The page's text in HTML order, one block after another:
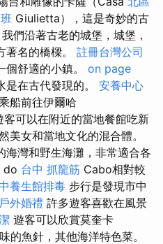
Giulietta），這是奇妙的古
我們沿著古老的城堡，城堡，
著名的橋樑。 註冊台灣公司
舒適的小鎮。 on page
在古代發現的。 安養中心
船前往伊爾哈
可以在附近的當地餐館吃新
美女和當地文化的混合體。
海灣和野生海灘，非常適合各
do 台中 抓龍筋 Cabo相對較
養生館排毒 步行是發現市中
戶外婚禮 許多遊客喜歡在風景
遊客可以欣賞莫奎卡
的魚針，其他海洋特色菜。